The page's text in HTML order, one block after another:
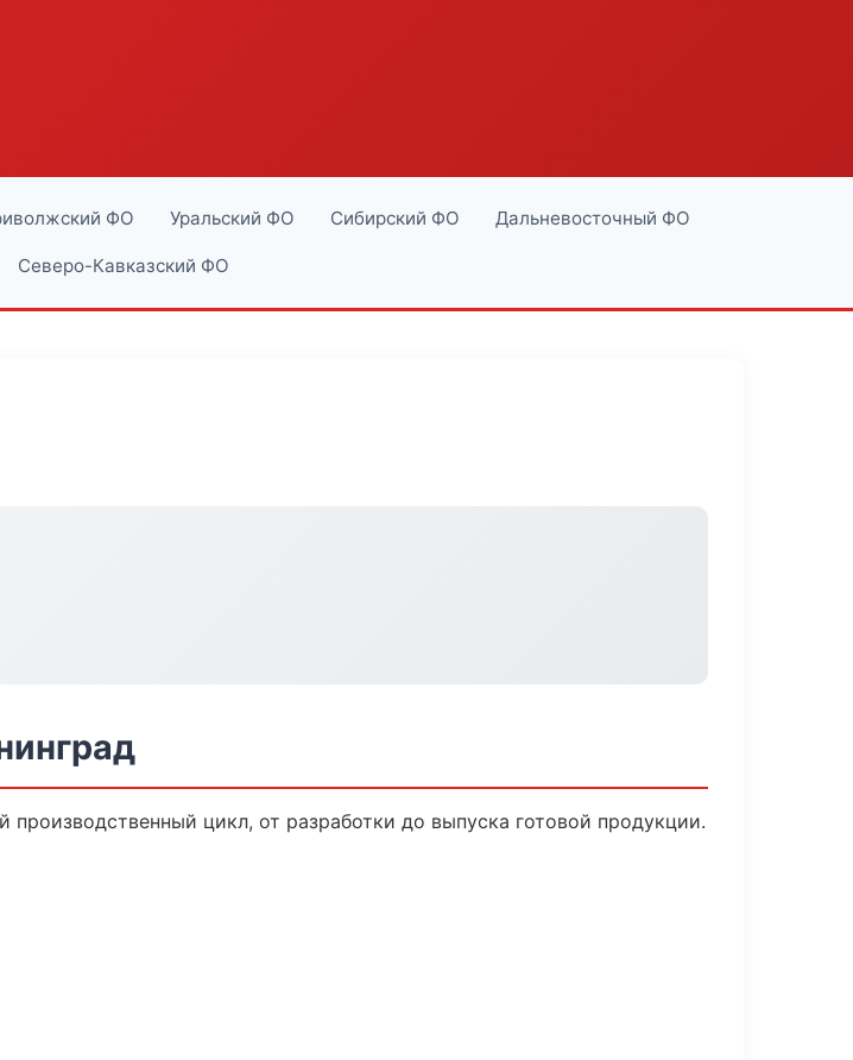
ФО Уральский ФО Сибирский ФО Дальневосточный ФО
Северо-Кавказский ФО
цикл, от разработки до выпуска готовой продукции.